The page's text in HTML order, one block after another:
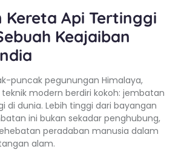
Api Tertinggi
Keajaiban
puncak pegunungan Himalaya,
modern berdiri kokoh: jembatan
di dunia. Lebih tinggi dari bayangan
ini bukan sekadar penghubung,
peradaban manusia dalam
alam.